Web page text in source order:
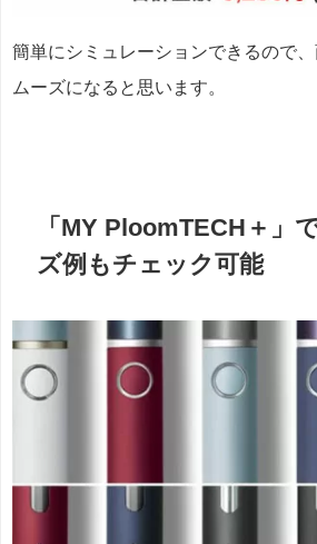
簡単にシミュレーションできるので
ムーズになると思います。
「MY PloomTECH＋」
ズ例もチェック可能